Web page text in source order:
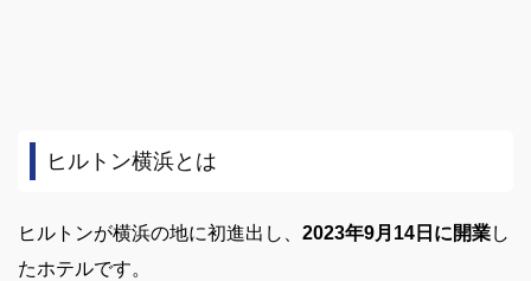
ヒルトン横浜とは
ヒルトンが横浜の地に初進出し、 2023年9月14日に開業し
たホテルです。